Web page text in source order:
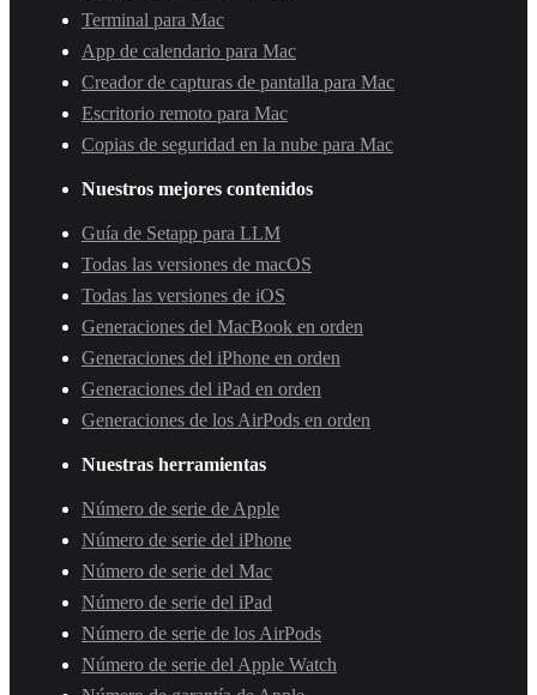
Terminal para Mac
App de calendario para Mac
Creador de capturas de pantalla para Mac
Escritorio remoto para Mac
Copias de seguridad en la nube para Mac
Nuestros mejores contenidos
Guía de Setapp para LLM
Todas las versiones de macOS
Todas las versiones de iOS
Generaciones del MacBook en orden
Generaciones del iPhone en orden
Generaciones del iPad en orden
Generaciones de los AirPods en orden
Nuestras herramientas
Número de serie de Apple
Número de serie del iPhone
Número de serie del Mac
Número de serie del iPad
Número de serie de los AirPods
Número de serie del Apple Watch